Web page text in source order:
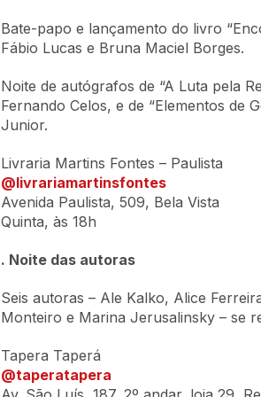
Bate-papo e lançamento do livro
Fábio Lucas e Bruna Maciel Borges.
Noite de autógrafos de “A Luta pela
Fernando Celos, e de “Elementos de
Junior.
Livraria Martins Fontes – Paulista
@livrariamartinsfontes
Avenida Paulista, 509, Bela Vista
Quinta, às 18h
. Noite das autoras
Seis autoras – Ale Kalko, Alice
Monteiro e Marina Jerusalinsky – se
Tapera Taperá
@taperatapera